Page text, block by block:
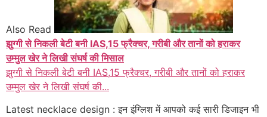
Also Read
झुग्गी से निकली बेटी बनी IAS,15 फ्रैक्चर, गरीबी और तानों को हराकर
उम्मुल खेर ने लिखी संघर्ष की मिसाल
झुग्गी से निकली बेटी बनी IAS,15 फ्रैक्चर, गरीबी और तानों को हराकर
उम्मुल खेर ने लिखी संघर्ष की...
Latest necklace design : इन इंग्लिश में आपको कई सारी डिजाइन भी